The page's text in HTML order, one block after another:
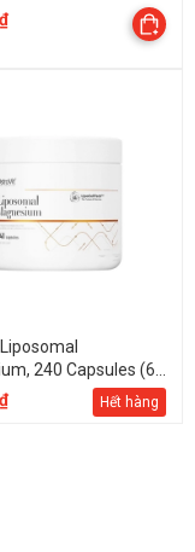
240 Capsules (60
Hết hàng